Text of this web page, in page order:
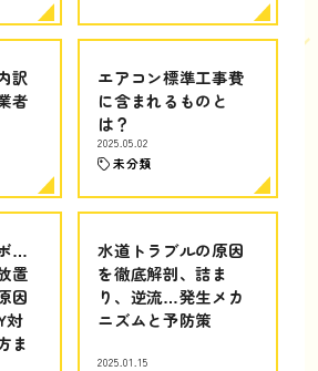
訳
者
エアコン標準工事費
に含まれるものと
は？
2025.05.02
未分類
…
置
因
対
ま
水道トラブルの原因
を徹底解剖、詰ま
り、逆流…発生メカ
ニズムと予防策
2025.01.15